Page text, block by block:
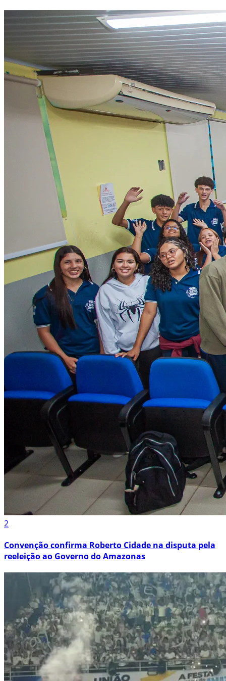
2
Convenção confirma Roberto Cidade na disputa pela
reeleição ao Governo do Amazonas